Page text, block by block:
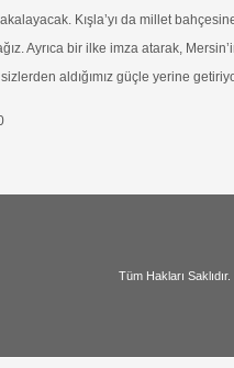
Kışla’yı da millet
Ayrıca bir ilke imza atarak,
aldığımız güçle yerine
| All